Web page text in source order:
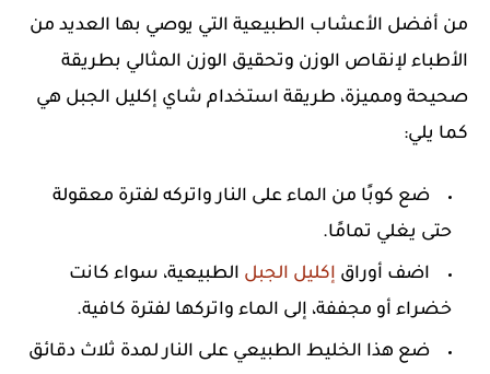
من أفضل الأعشاب الطبيعية التي يوصي بها العديد من
الأطباء لإنقاص الوزن وتحقيق الوزن المثالي بطريقة
صحيحة ومميزة، طريقة استخدام شاي إكليل الجبل هي
كما يلي:
ضع كوبًا من الماء على النار واتركه لفترة معقولة
حتى يغلي تمامًا.
اضف أوراق إكليل الجبل الطبيعية، سواء كانت
خضراء أو مجففة، إلى الماء واتركها لفترة كافية.
ضع هذا الخليط الطبيعي على النار لمدة ثلاث دقائق